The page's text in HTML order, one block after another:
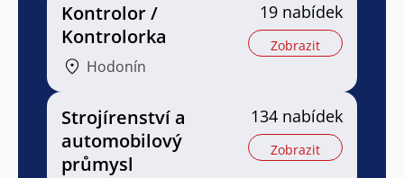
Kontrolor /
Kontrolorka
Hodonín
19 nabídek
Zobrazit
Strojírenství a
automobilový
průmysl
134 nabídek
Zobrazit